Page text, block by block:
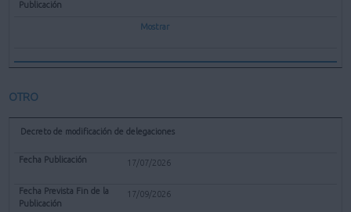
Mostrar
OTRO
Decreto de modificación de delegaciones
17/07/2026
17/09/2026